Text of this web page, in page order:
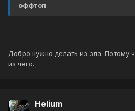
оффтоп
Добро нужно делать из зла. Потому
из чего.
Helium